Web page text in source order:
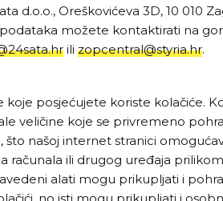
d.o.o., Oreškovićeva 3D, 10 010
možete kontaktirati na
ili zopcentral@styria.hr.
koje posjećujete koriste kolačiće.
veličine koje se privremeno
što našoj internet stranici
računala ili drugog uređaja
alati mogu prikupljati i